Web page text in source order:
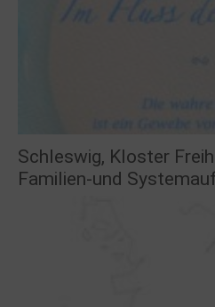
Schleswig, Kloster
Familien-und